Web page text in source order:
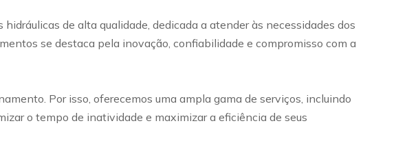
de alta qualidade, dedicada a atender às necessidades dos
se destaca pela inovação, confiabilidade e compromisso com a
Por isso, oferecemos uma ampla gama de serviços, incluindo
o tempo de inatividade e maximizar a eficiência de seus